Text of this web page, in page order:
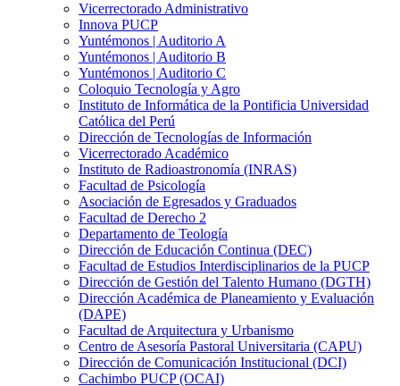
Vicerrectorado Administrativo
Innova PUCP
Yuntémonos | Auditorio A
Yuntémonos | Auditorio B
Yuntémonos | Auditorio C
Coloquio Tecnología y Agro
Instituto de Informática de la Pontificia Universidad
Católica del Perú
Dirección de Tecnologías de Información
Vicerrectorado Académico
Instituto de Radioastronomía (INRAS)
Facultad de Psicología
Asociación de Egresados y Graduados
Facultad de Derecho 2
Departamento de Teología
Dirección de Educación Continua (DEC)
Facultad de Estudios Interdisciplinarios de la PUCP
Dirección de Gestión del Talento Humano (DGTH)
Dirección Académica de Planeamiento y Evaluación
(DAPE)
Facultad de Arquitectura y Urbanismo
Centro de Asesoría Pastoral Universitaria (CAPU)
Dirección de Comunicación Institucional (DCI)
Cachimbo PUCP (OCAI)